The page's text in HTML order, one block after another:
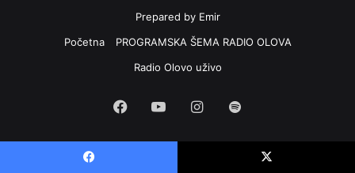
Prepared by Emir
Početna
PROGRAMSKA ŠEMA RADIO OLOVA
Radio Olovo uživo
FacebookYouTubeInstagram
Spotify